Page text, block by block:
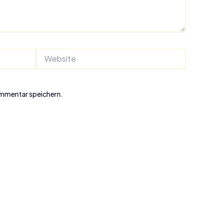
speichern.